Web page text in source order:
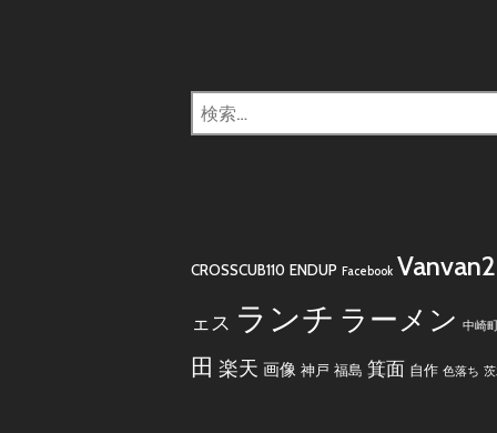
検
索:
CROSSCUB110 ENDUP Facebook
ェス ランチ ラーメン 中崎町
田 楽天 画像 神戸 福島 箕面 自作 色落ち